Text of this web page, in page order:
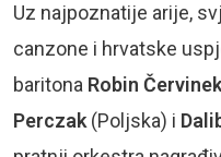
Uz najpoznatije arije,
canzone i hrvatske
baritona Robin Červinek
Perczak(Poljska) i